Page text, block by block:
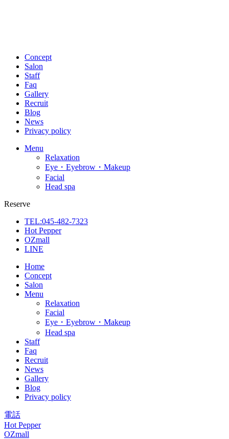
Concept
Salon
Staff
Faq
Gallery
Recruit
Blog
News
Privacy policy
Menu
Relaxation
Eye・Eyebrow・Makeup
Facial
Head spa
Reserve
TEL:045-482-7323
Hot Pepper
OZmall
LINE
Home
Concept
Salon
Menu
Relaxation
Facial
Eye・Eyebrow・Makeup
Head spa
Staff
Faq
Recruit
News
Gallery
Blog
Privacy policy
電話
Hot Pepper
OZmall